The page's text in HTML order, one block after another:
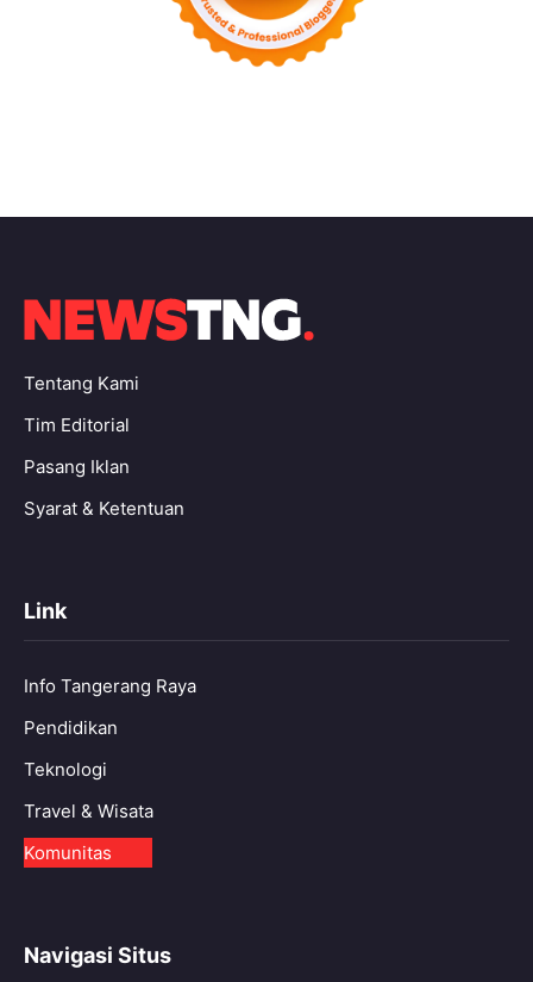
Tentang Kami
Tim Editorial
Pasang Iklan
Syarat & Ketentuan
Link
Info Tangerang Raya
Pendidikan
Teknologi
Travel & Wisata
Komunitas
Navigasi Situs